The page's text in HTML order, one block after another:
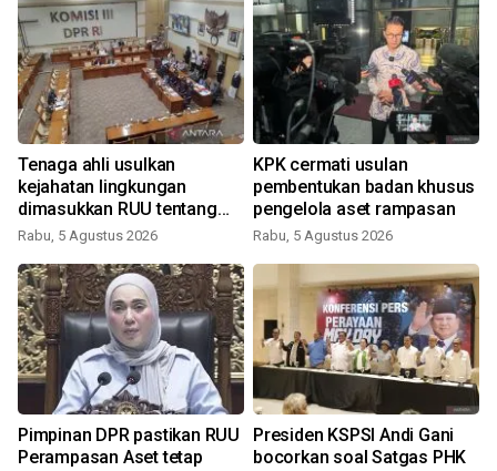
Tenaga ahli usulkan
kejahatan lingkungan
dimasukkan RUU tentang
Perampasan Aset
Rabu, 5 Agustus 2026
KPK cermati usulan
pembentukan badan khusus
pengelola aset rampasan
Rabu, 5 Agustus 2026
Pimpinan DPR pastikan RUU
Perampasan Aset tetap
Presiden KSPSI Andi Gani
bocorkan soal Satgas PHK